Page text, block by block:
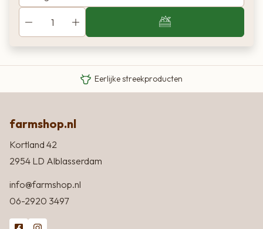
Eigen Limousin runderen
Eerlijke streekproducten
farmshop.nl
Kortland 42
2954 LD Alblasserdam
info@farmshop.nl
06-2920 3497